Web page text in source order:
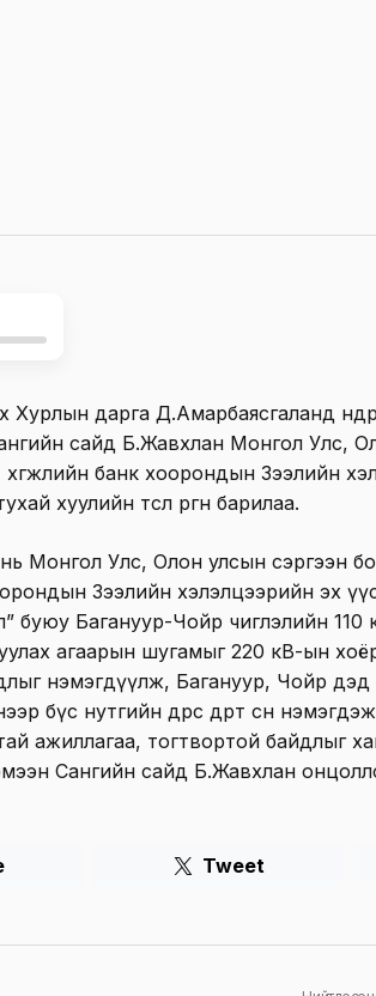
дарга Д.Амарбаясгаланд
сайд Б.Жавхлан Монгол Улс,
хөгжлийн банк хоорондын Зээлийн
хуулийн төсөл өргөн барилаа.
нь Монгол Улс, Олон улсын сэргээн
Зээлийн хэлэлцээрийн эх
буюу Багануур-Чойр чиглэлийн
агаарын шугамыг 220 кВ-ын
нэмэгдүүлж, Багануур, Чойр дэд
бүс нутгийн өдрөөс өдөрт өсөн
ажиллагаа, тогтвортой байдлыг
Сангийн сайд Б.Жавхлан
Tweet